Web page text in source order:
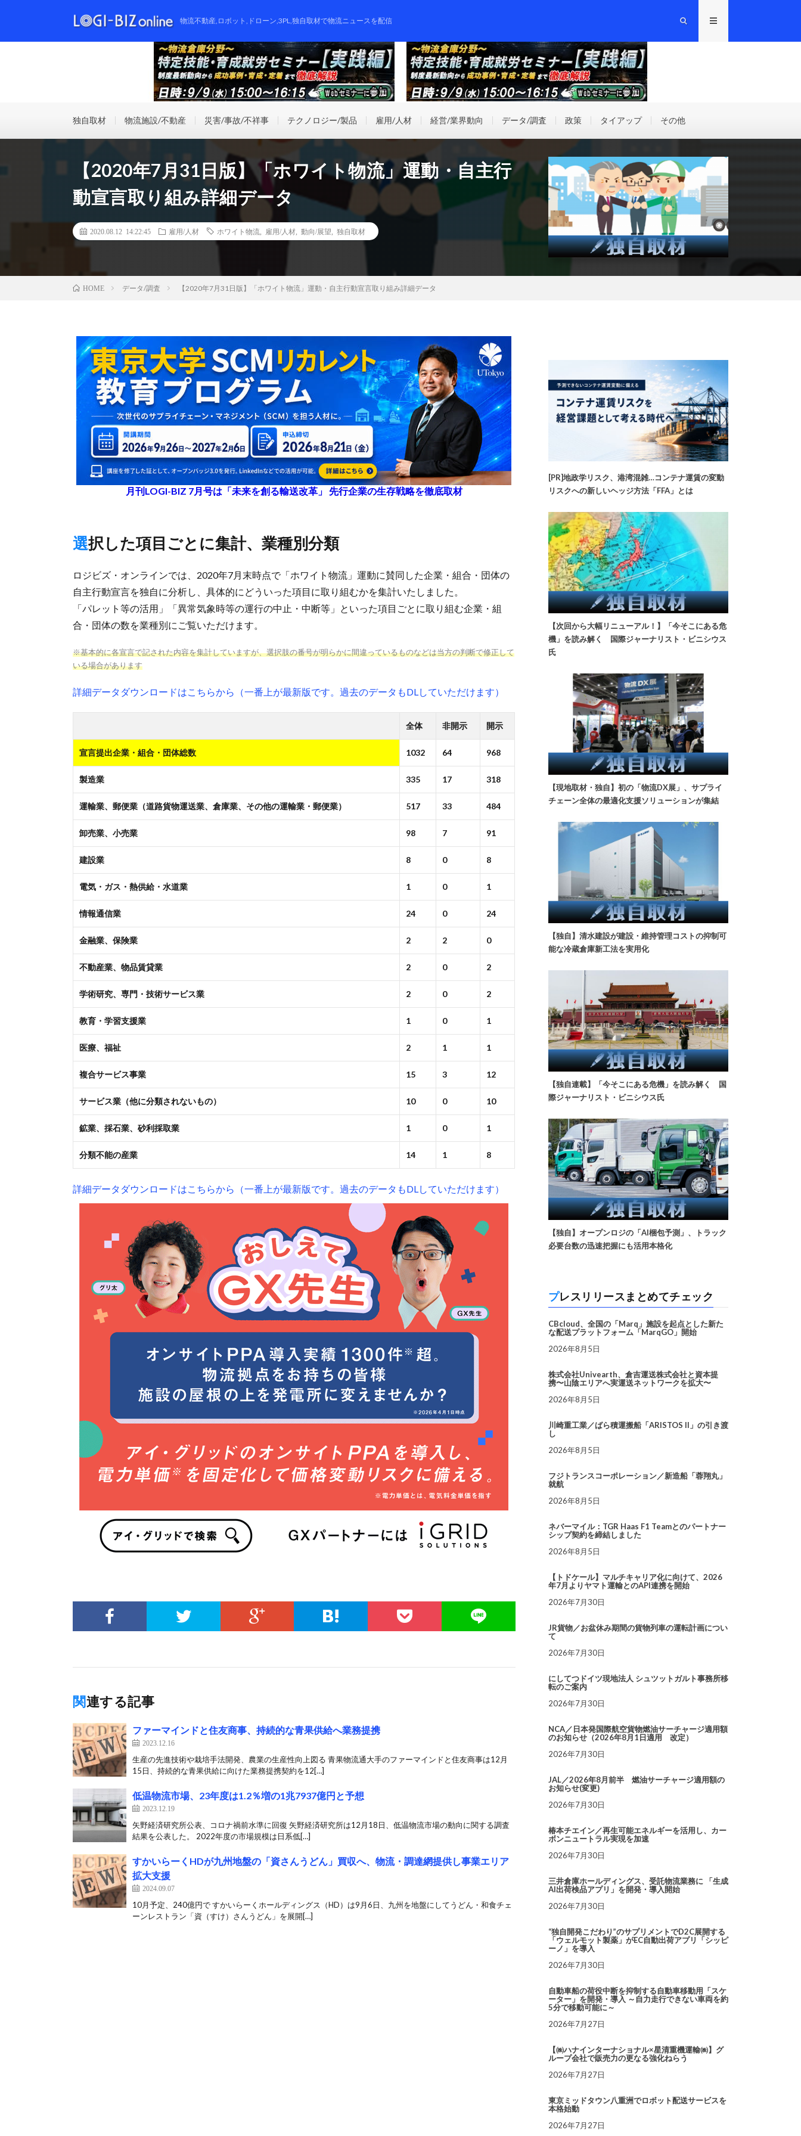
物流不動産,ロボット,ドローン,3PL,独自取材で物流ニュースを配信
独自取材 物流施設/不動産 災害/事故/不祥事 テクノロジー/製品 雇用/人材 経営/業界動向 データ/調査 政策 タイアップ その他
【2020年7月31日版】「ホワイト物流」運動・自主行
動宣言取り組み詳細データ
2020.08.12 14:22:45 雇用/人材 ホワイト物流 雇用/人材 動向/展望 独自取材
HOME データ/調査 【2020年7月31日版】「ホワイト物流」運動・自主行動宣言取り組み詳細データ
月刊LOGI-BIZ 7月号は「未来を創る輸送改革」 先行企業の生存戦略を徹底取材
選択した項目ごとに集計、業種別分類
ロジビズ・オンラインでは、2020年7月末時点で「ホワイト物流」運動に賛同した企業・組合・団体の
自主行動宣言を独自に分析し、具体的にどういった項目に取り組むかを集計いたしました。
「パレット等の活用」「異常気象時等の運行の中止・中断等」といった項目ごとに取り組む企業・組
合・団体の数を業種別にご覧いただけます。
※基本的に各宣言で記された内容を集計していますが、選択肢の番号が明らかに間違っているものなどは当方の判断で修正して
いる場合があります
詳細データダウンロードはこちらから（一番上が最新版です。過去のデータもDLしていただけます）
全体 非開示 開示
宣言提出企業・組合・団体総数 1032 64 968
製造業 335 17 318
運輸業、郵便業（道路貨物運送業、倉庫業、その他の運輸業・郵便業） 517 33 484
卸売業、小売業 98 7 91
建設業 8 0 8
電気・ガス・熱供給・水道業 1 0 1
情報通信業 24 0 24
金融業、保険業 2 2 0
不動産業、物品賃貸業 2 0 2
学術研究、専門・技術サービス業 2 0 2
教育・学習支援業 1 0 1
医療、福祉 2 1 1
複合サービス事業 15 3 12
サービス業（他に分類されないもの） 10 0 10
鉱業、採石業、砂利採取業 1 0 1
分類不能の産業 14 1 8
詳細データダウンロードはこちらから（一番上が最新版です。過去のデータもDLしていただけます）
関連する記事
ファーマインドと住友商事、持続的な青果供給へ業務提携
2023.12.16
生産の先進技術や栽培手法開発、農業の生産性向上図る 青果物流通大手のファーマインドと住友商事は12月
15日、持続的な青果供給に向けた業務提携契約を12[…]
低温物流市場、23年度は1.2％増の1兆7937億円と予想
2023.12.19
矢野経済研究所公表、コロナ禍前水準に回復 矢野経済研究所は12月18日、低温物流市場の動向に関する調査
結果を公表した。 2022年度の市場規模は日系低[…]
すかいらーくHDが九州地盤の「資さんうどん」買収へ、物流・調達網提供し事業エリア
拡大支援
2024.09.07
10月予定、240億円で すかいらーくホールディングス（HD）は9月6日、九州を地盤にしてうどん・和食チェ
ーンレストラン「資（すけ）さんうどん」を展開[…]
[PR]地政学リスク、港湾混雑…コンテナ運賃の変動
リスクへの新しいヘッジ方法「FFA」とは
【次回から大幅リニューアル！】「今そこにある危
機」を読み解く 国際ジャーナリスト・ビニシウス
氏
【現地取材・独自】初の「物流DX展」、サプライ
チェーン全体の最適化支援ソリューションが集結
【独自】清水建設が建設・維持管理コストの抑制可
能な冷蔵倉庫新工法を実用化
【独自連載】「今そこにある危機」を読み解く 国
際ジャーナリスト・ビニシウス氏
【独自】オープンロジの「AI梱包予測」、トラック
必要台数の迅速把握にも活用本格化
プレスリリースまとめてチェック
CBcloud、全国の「Marq」施設を起点とした新た
な配送プラットフォーム「MarqGO」開始
2026年8月5日
株式会社Univearth、倉吉運送株式会社と資本提
携〜山陰エリアへ実運送ネットワークを拡大〜
2026年8月5日
川崎重工業／ばら積運搬船「ARISTOS II」の引き渡
し
2026年8月5日
フジトランスコーポレーション／新造船「蓉翔丸」
就航
2026年8月5日
ネバーマイル：TGR Haas F1 Teamとのパートナー
シップ契約を締結しました
2026年8月5日
【トドケール】マルチキャリア化に向けて、2026
年7月よりヤマト運輸とのAPI連携を開始
2026年7月30日
JR貨物／お盆休み期間の貨物列車の運転計画につい
て
2026年7月30日
にしてつドイツ現地法人 シュツットガルト事務所移
転のご案内
2026年7月30日
NCA／日本発国際航空貨物燃油サーチャージ適用額
のお知らせ（2026年8月1日適用 改定）
2026年7月30日
JAL／2026年8月前半 燃油サーチャージ適用額の
お知らせ(変更)
2026年7月30日
椿本チエイン／再生可能エネルギーを活用し、カー
ボンニュートラル実現を加速
2026年7月30日
三井倉庫ホールディングス、受託物流業務に 「生成
AI出荷検品アプリ」を開発・導入開始
2026年7月30日
“独自開発こだわり”のサプリメントでD2C展開する
「ウェルモット製薬」がEC自動出荷アプリ「シッピ
ーノ」を導入
2026年7月30日
自動車船の荷役中断を抑制する自動車移動用「スケ
ーター」を開発・導入 ～自力走行できない車両を約
5分で移動可能に～
2026年7月27日
【㈱ハナインターナショナル×星清重機運輸㈱】グ
ループ会社で販売力の更なる強化ねらう
2026年7月27日
東京ミッドタウン八重洲でロボット配送サービスを
本格始動
2026年7月27日